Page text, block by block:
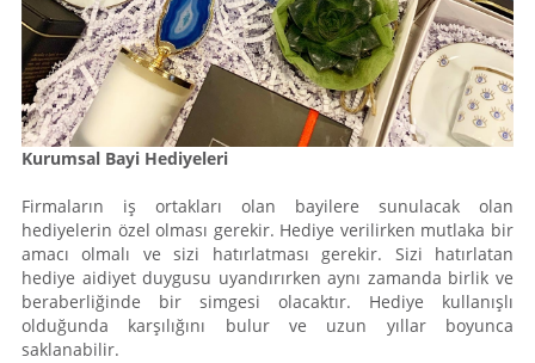
Kurumsal Bayi Hediyeleri
Firmaların iş ortakları olan bayilere sunulacak olan
hediyelerin özel olması gerekir. Hediye verilirken mutlaka bir
amacı olmalı ve sizi hatırlatması gerekir. Sizi hatırlatan
hediye aidiyet duygusu uyandırırken aynı zamanda birlik ve
beraberliğinde bir simgesi olacaktır. Hediye kullanışlı
olduğunda karşılığını bulur ve uzun yıllar boyunca
saklanabilir.